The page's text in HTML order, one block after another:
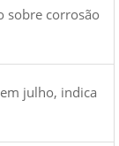
sobre corrosão
julho, indica